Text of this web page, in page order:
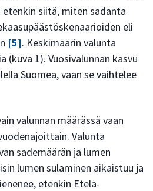
siitä, miten sadanta
eli
[5]. Keskimäärin valunta
(kuva 1). Vuosivalunnan kasvu
Suomea, vaan se vaihtelee
valunnan määrässä vaan
Valunta
sademäärän ja lumen
lumen sulaminen aikaistuu ja
etenkin Etelä-